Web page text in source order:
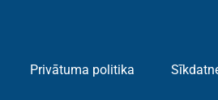
Privātuma politika